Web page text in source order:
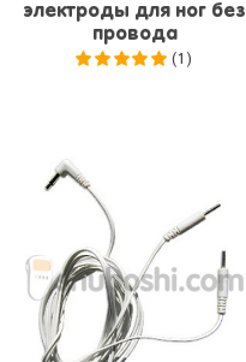
электроды для ног без
провода
(1)